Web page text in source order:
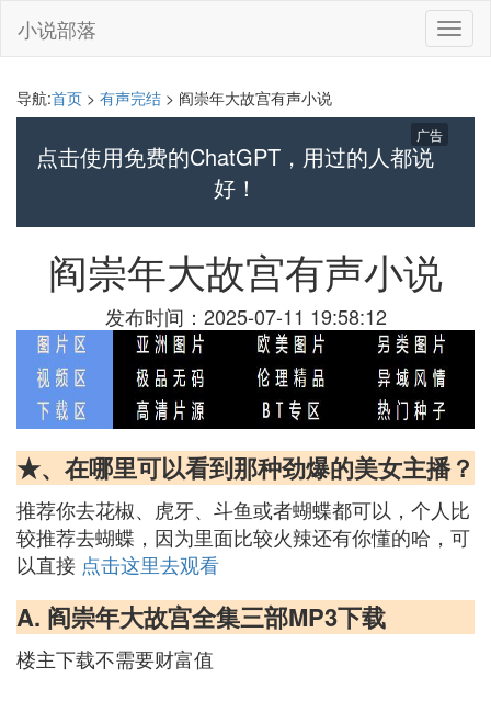
切
换
小说部落
导航:首页 > 有声完结 > 阎崇年大故宫有声小说
点击使用免费的ChatGPT，用过的人都说
好！
广告
阎崇年大故宫有声小说
发布时间：2025-07-11 19:58:12
★、在哪里可以看到那种劲爆的美女主播？
推荐你去花椒、虎牙、斗鱼或者蝴蝶都可以，个人比
较推荐去蝴蝶，因为里面比较火辣还有你懂的哈，可
以直接 点击这里去观看
A. 阎崇年大故宫全集三部MP3下载
楼主下载不需要财富值